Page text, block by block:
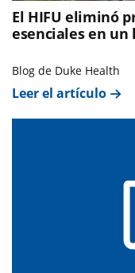
El HIFU eliminó
esenciales en un
Blog de Duke Health
Leer el artículo